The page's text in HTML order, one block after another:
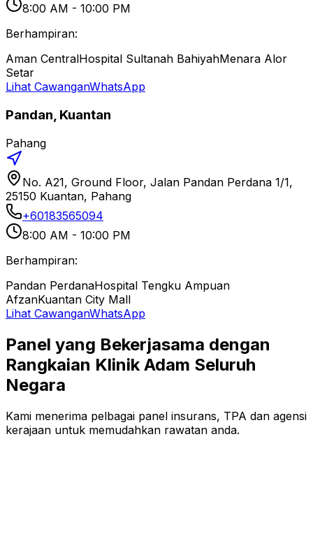
8:00 AM - 10:00 PM
Berhampiran:
Aman CentralHospital Sultanah BahiyahMenara Alor
Setar
Lihat CawanganWhatsApp
Pandan, Kuantan
Pahang
No. A21, Ground Floor, Jalan Pandan Perdana 1/1,
25150 Kuantan, Pahang
+60183565094
8:00 AM - 10:00 PM
Berhampiran:
Pandan PerdanaHospital Tengku Ampuan
AfzanKuantan City Mall
Lihat CawanganWhatsApp
Panel yang Bekerjasama dengan
Rangkaian Klinik Adam Seluruh
Negara
Kami menerima pelbagai panel insurans, TPA dan agensi
kerajaan untuk memudahkan rawatan anda.